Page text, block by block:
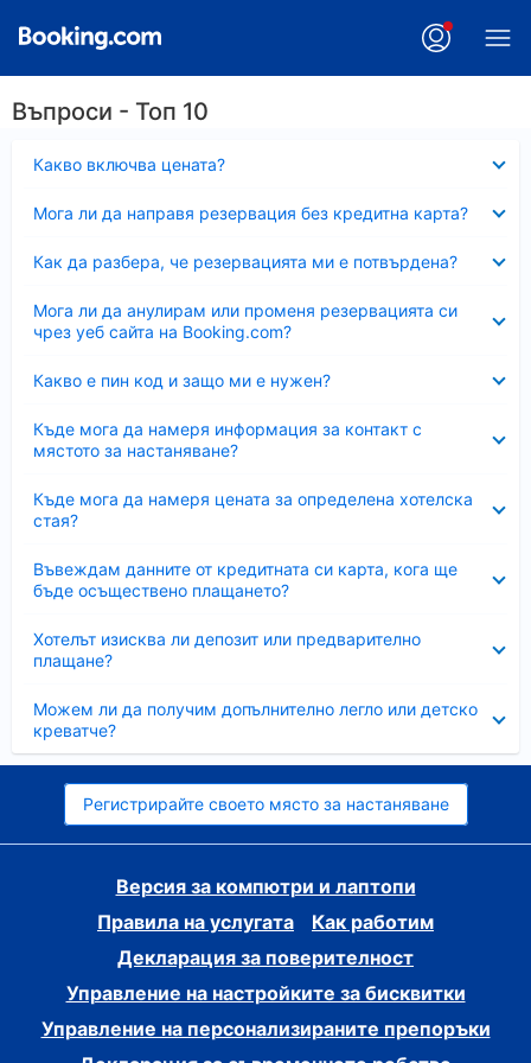
Въпроси - Топ 10
Какво включва цената?
Мога ли да направя резервация без кредитна карта?
Как да разбера, че резервацията ми е потвърдена?
Мога ли да анулирам или променя резервацията си
чрез уеб сайта на Booking.com?
Какво е пин код и защо ми е нужен?
Къде мога да намеря информация за контакт с
мястото за настаняване?
Къде мога да намеря цената за определена хотелска
стая?
Въвеждам данните от кредитната си карта, кога ще
бъде осъществено плащането?
Хотелът изисква ли депозит или предварително
плащане?
Можем ли да получим допълнително легло или детско
креватче?
Регистрирайте своето място за настаняване
Версия за компютри и лаптопи
Правила на услугата
Как работим
Декларация за поверителност
Управление на настройките за бисквитки
Управление на персонализираните препоръки